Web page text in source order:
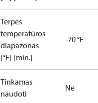
Terpės
temperatūros
diapazonas
[°F] [min.]
-70 °F
Tinkamas
naudoti
Ne